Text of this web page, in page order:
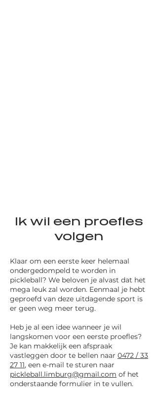
Ik wil een proefles
volgen
Klaar om een eerste keer helemaal
ondergedompeld te worden in
pickleball? We beloven je alvast dat het
mega leuk zal worden. Eenmaal je hebt
geproefd van deze uitdagende sport is
er geen weg meer terug.
Heb je al een idee wanneer je wil
langskomen voor een eerste proefles?
Je kan makkelijk een afspraak
vastleggen door te bellen naar 0472 / 33
27 11, een e-mail te sturen naar
pickleball.limburg@gmail.com of het
onderstaande formulier in te vullen.